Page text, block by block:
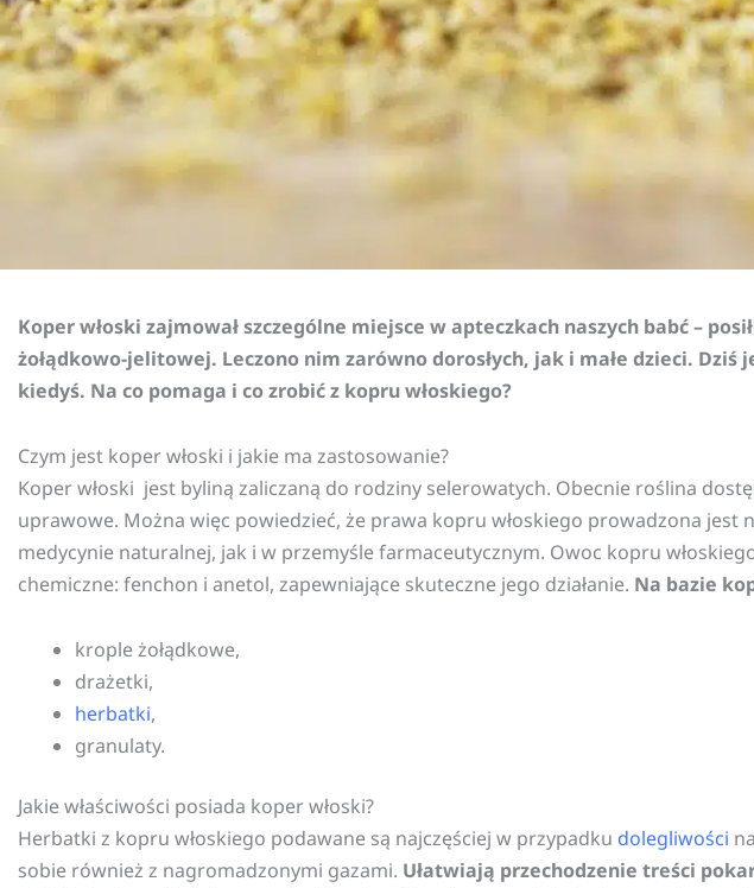
Koper włoski zajmował szczególne miejsce w apteczkach naszych babć –
żołądkowo-jelitowej. Leczono nim zarówno dorosłych, jak i małe dzieci.
kiedyś. Na co pomaga i co zrobić z kopru włoskiego?
Czym jest koper włoski i jakie ma zastosowanie?
Koper włoski jest byliną zaliczaną do rodziny selerowatych. Obecnie roślina
uprawowe. Można więc powiedzieć, że prawa kopru włoskiego prowadzona jest
medycynie naturalnej, jak i w przemyśle farmaceutycznym. Owoc kopru
chemiczne: fenchon i anetol, zapewniające skuteczne jego działanie. Na bazie
krople żołądkowe,
drażetki,
herbatki,
granulaty.
Jakie właściwości posiada koper włoski?
Herbatki z kopru włoskiego podawane są najczęściej w przypadku dolegliwości
sobie również z nagromadzonymi gazami. Ułatwiają przechodzenie treści